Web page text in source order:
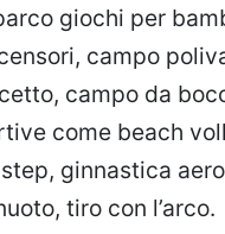
giochi per
campo
campo da
come beach
ginnastica
tiro con l’arco.